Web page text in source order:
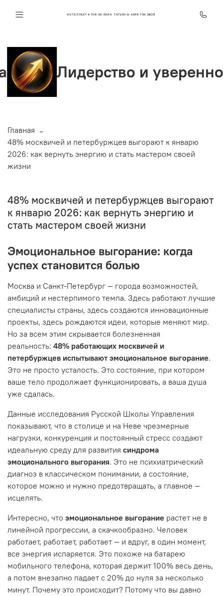
ИНТЕЛЛЕКТ КЛУБ ОНЛАЙН ТАТЬЯНЫ ХАРИТОНОВОЙ
и уверенность
Главная
48% москвичей и петербуржцев выгорают к январю
2026: как вернуть энергию и стать мастером своей
жизни
48% москвичей и петербуржцев выгорают
к январю 2026: как вернуть энергию и
стать мастером своей жизни
Эмоциональное выгорание: когда
успех становится болью
Москва и Санкт-Петербург — города возможностей,
амбиций и нестерпимого темпа. Здесь работают лучшие
специалисты страны, здесь создаются инновационные
проекты, здесь рождаются идеи, которые меняют мир.
Но за всем этим скрывается болезненная
реальность: 48% работающих москвичей и
петербуржцев испытывают эмоциональное выгорание.
Это не просто усталость. Это состояние, при котором
ваше тело продолжает функционировать, а ваша душа
уже сдалась.
Данные исследования Русской Школы Управления
показывают, что в столице и на Неве чрезмерные
нагрузки, конкуренция и постоянный стресс создают
идеальную среду для развития синдрома
эмоционального выгорания. Это не психиатрический
диагноз в классическом понимании, а состояние,
которое можно и нужно предотвращать, а главное —
исцелять.
Интересно, что эмоциональное выгорание растет не в
линейной прогрессии, а скачкообразно. Человек
работает, работает, работает — и вдруг, в один момент,
все энергия испаряется. Это похоже на батарею
мобильного телефона, которая держит 100% весь день,
а потом внезапно падает с 20% до нуля за несколько
минут. Почему это происходит? Потому что вы давно